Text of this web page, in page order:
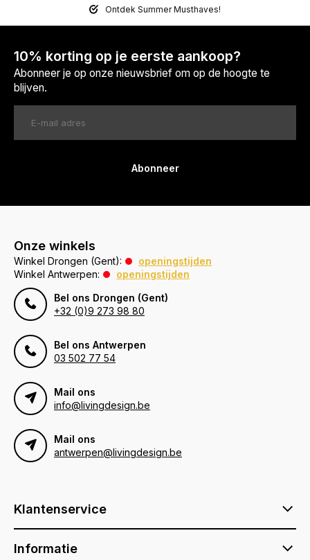
Ontdek Summer Musthaves!
10% korting op je eerste aankoop?
Abonneer je op onze nieuwsbrief om op de hoogte te
blijven.
Abonneer
Onze winkels
Winkel Drongen (Gent):
openingstijden
Winkel Antwerpen:
openingstijden
Bel ons Drongen (Gent)
+32 (0)9 273 98 80
Bel ons Antwerpen
03 502 77 54
Mail ons
info@livingdesign.be
Mail ons
antwerpen@livingdesign.be
Klantenservice
Informatie